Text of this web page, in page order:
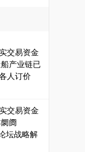
交易资金
产业链已
人订价
交易资金
阓
坛战略解